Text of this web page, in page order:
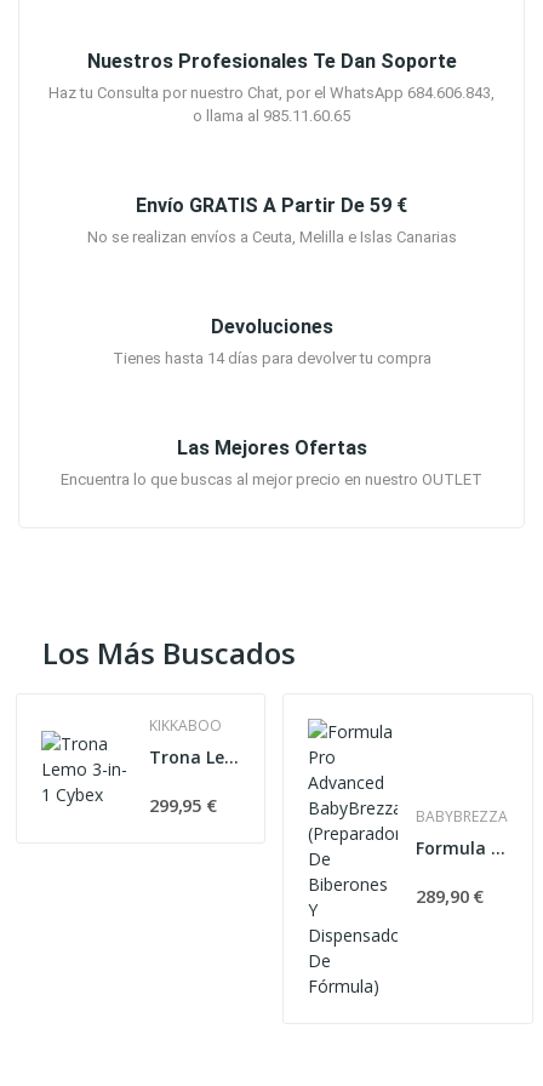
Nuestros Profesionales Te Dan Soporte
Haz tu Consulta por nuestro Chat, por el WhatsApp 684.606.843,
o llama al 985.11.60.65
Envío GRATIS A Partir De 59 €
No se realizan envíos a Ceuta, Melilla e Islas Canarias
Devoluciones
Tienes hasta 14 días para devolver tu compra
Las Mejores Ofertas
Encuentra lo que buscas al mejor precio en nuestro OUTLET
Los Más Buscados
KIKKABOO
Trona Lemo 3-in-1 Cybex
299,95 € BABYBREZZA
Formula Pro Advanced BabyBrezza (Preparador De...
289,90 €